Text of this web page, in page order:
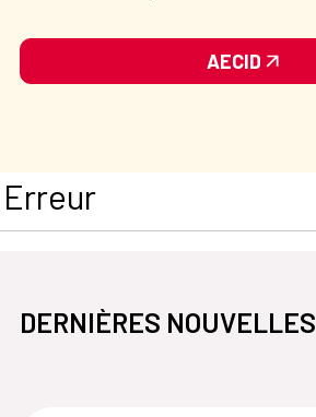
AECID
Erreur
DERNIÈRES NOUVELLES